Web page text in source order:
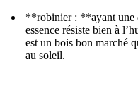
**robinier : **ayant une
essence résiste bien à
est un bois bon marché
au soleil.